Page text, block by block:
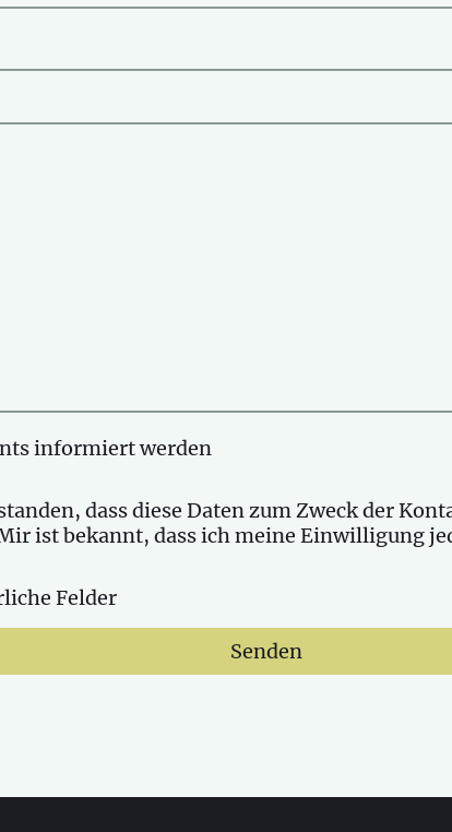
informiert werden
dass diese Daten zum Zweck der
ist bekannt, dass ich meine Einwilligung
Felder
Senden